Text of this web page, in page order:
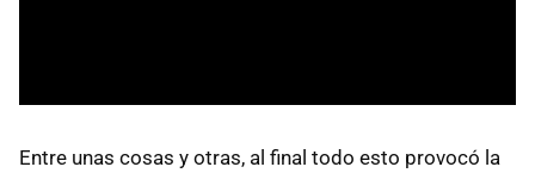
Entre unas cosas y otras, al final todo esto provocó la